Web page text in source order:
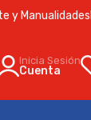
y Manualidades
Inicia Sesión
Cuenta